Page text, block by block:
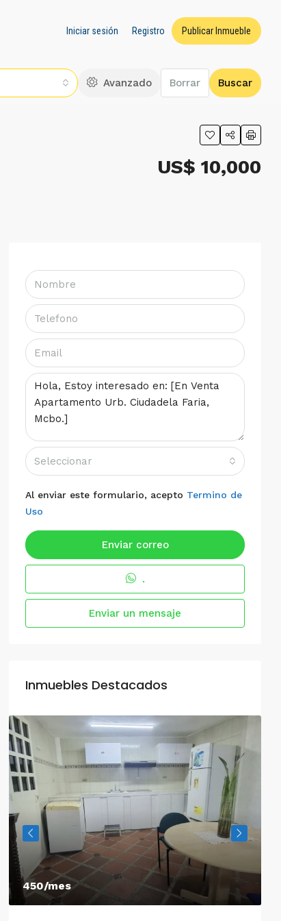
Iniciar sesión Registro Publicar Inmueble
Avanzado Borrar Buscar
US$ 10,000
Seleccionar
Al enviar este formulario, acepto Termino de
Uso
Enviar correo
.
Enviar un mensaje
Inmuebles Destacados
450/mes